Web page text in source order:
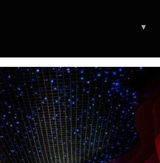
▾
129, Армавир,
352900
в будни дни с 9 до 18,
в расписание.
+7 861 373-97-22
+7 918173 05-13